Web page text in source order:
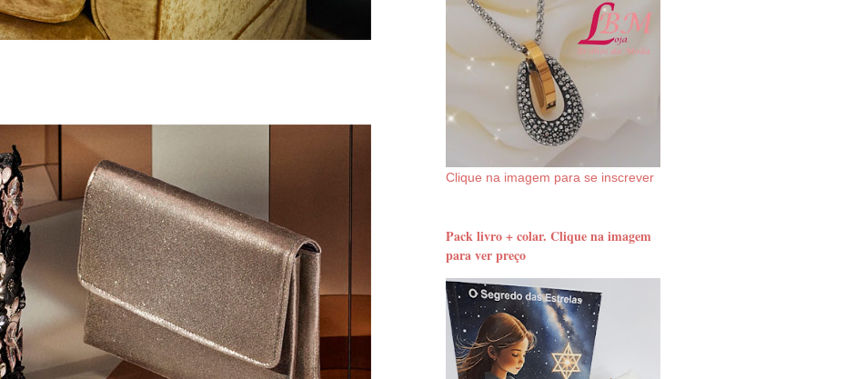
Clique na imagem para se inscrever
Pack livro + colar. Clique na imagem
para ver preço